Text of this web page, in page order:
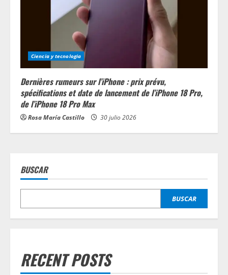
Ciencia y tecnologia
Dernières rumeurs sur l’iPhone : prix prévu,
spécifications et date de lancement de l’iPhone 18 Pro,
de l’iPhone 18 Pro Max
Rosa María Castillo 30 julio 2026
BUSCAR
BUSCAR
RECENT POSTS